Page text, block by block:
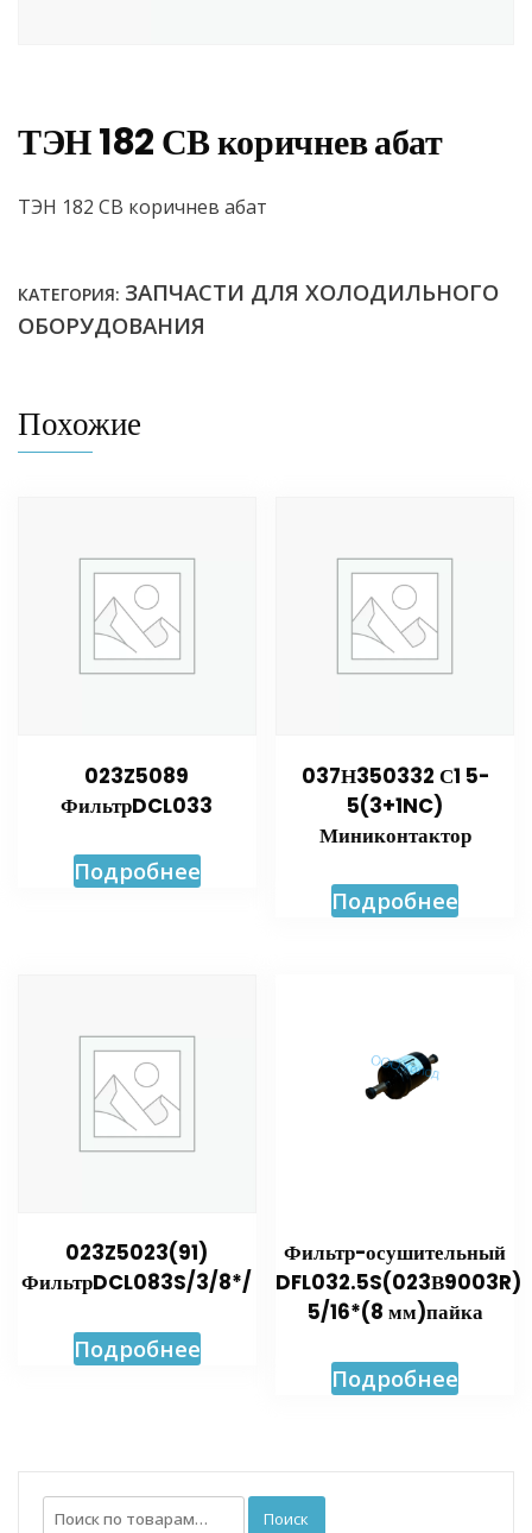
ТЭН 182 СВ коричнев абат
ТЭН 182 СВ коричнев абат
КАТЕГОРИЯ: ЗАПЧАСТИ ДЛЯ ХОЛОДИЛЬНОГО
ОБОРУДОВАНИЯ
Похожие
023Z5089
ФильтрDCL033
Подробнее
037Н350332 С1 5-
5(3+1NC)
Миниконтактор
Подробнее
023Z5023(91)
ФильтрDCL083S/3/8*/
Подробнее
Фильтр-осушительный
DFL032.5S(023В9003R)
5/16*(8 мм)пайка
Подробнее
Искать: Поиск